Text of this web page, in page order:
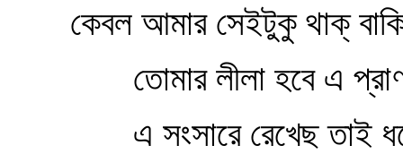
কেবল আমার সেইটুকু থাক্‌
তোমার লীলা হবে এ প্রাণ
এ সংসারে রেখেছ তাই